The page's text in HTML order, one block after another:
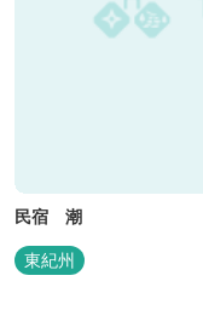
民宿 潮
東紀州